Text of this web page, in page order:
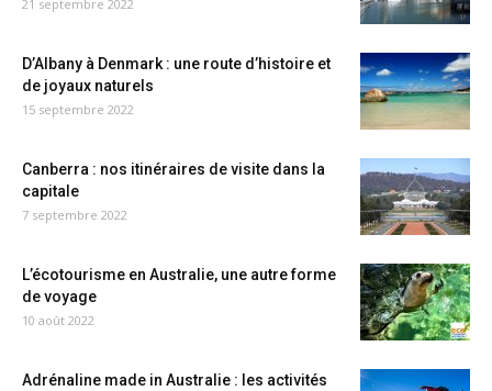
21 septembre 2022
D’Albany à Denmark : une route d’histoire et
de joyaux naturels
15 septembre 2022
Canberra : nos itinéraires de visite dans la
capitale
7 septembre 2022
L’écotourisme en Australie, une autre forme
de voyage
10 août 2022
Adrénaline made in Australie : les activités